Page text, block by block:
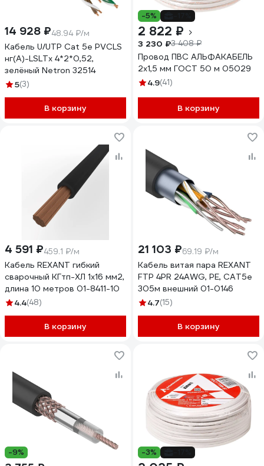
14 928 ₽48.94 ₽/м
Кабель U/UTP Cat 5e PVCLS
нг(А)-LSLTx 4*2*0,52,
зелёный Netron 32514
5(3)
В корзину
-5%
2 822 ₽
3 230 ₽3 408 ₽
Провод ПВС АЛЬФАКАБЕЛЬ
2х1,5 мм ГОСТ 50 м 05029
4.9(41)
В корзину
4 591 ₽459.1 ₽/м
Кабель REXANT гибкий
сварочный КГтп-ХЛ 1х16 мм2,
длина 10 метров 01-8411-10
4.4(48)
В корзину
21 103 ₽69.19 ₽/м
Кабель витая пара REXANT
FTP 4PR 24AWG, PE, CAT5e
305м внешний 01-0146
4.7(15)
В корзину
-9% -3%